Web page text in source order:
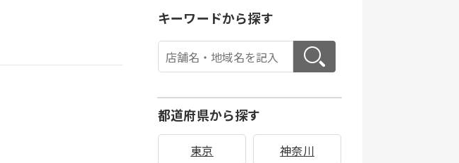
キーワードから探す
都道府県から探す
東京 神奈川